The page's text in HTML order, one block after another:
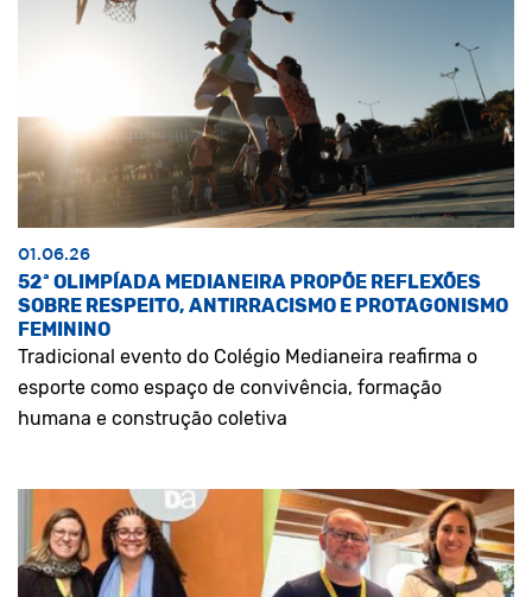
01.06.26
52ª OLIMPÍADA MEDIANEIRA PROPÕE REFLEXÕES
SOBRE RESPEITO, ANTIRRACISMO E PROTAGONISMO
FEMININO
Tradicional evento do Colégio Medianeira reafirma o
esporte como espaço de convivência, formação
humana e construção coletiva